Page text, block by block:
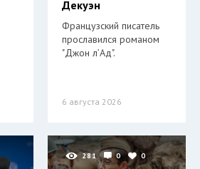
Декуэн
Французский писатель
прославился романом
"Джон л’Ад".
6 августа 2026
281 0 0